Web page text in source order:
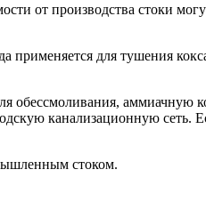
от производства стоки
применяется для тушения
обессмоливания, аммиачную
канализационную сеть.
стоком.